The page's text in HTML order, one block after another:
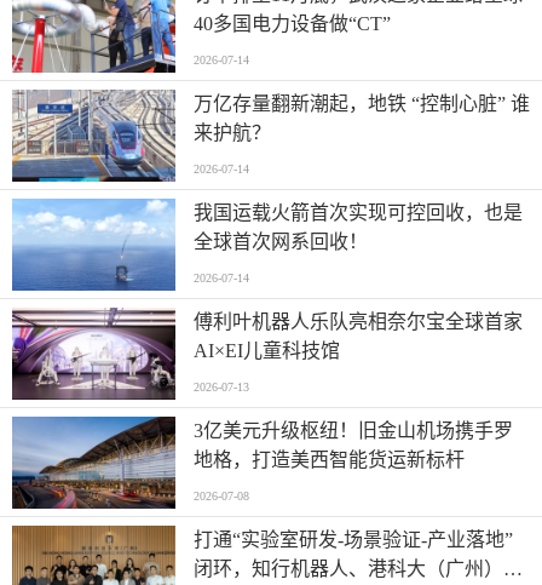
40多国电力设备做“CT”
2026-07-14
万亿存量翻新潮起，地铁 “控制心脏” 谁
来护航？
2026-07-14
我国运载火箭首次实现可控回收，也是
全球首次网系回收！
2026-07-14
傅利叶机器人乐队亮相奈尔宝全球首家
AI×EI儿童科技馆
2026-07-13
​3亿美元升级枢纽！旧金山机场携手罗
地格，打造美西智能货运新标杆
2026-07-08
打通“实验室研发-场景验证-产业落地”
闭环，知行机器人、港科大（广州）、